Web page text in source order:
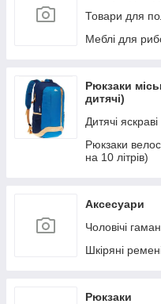
Меблі для
Меблі для
Меблі для
Підлогові і
Дитячі ліжка-
Новинки
Кухні готові
Товари для
Меблі для
Рюкзаки
дитячі)
Дитячі
Рюкзаки
на 10 літрів)
Аксесуари
Чоловічі
Шкіряні
Рюкзаки